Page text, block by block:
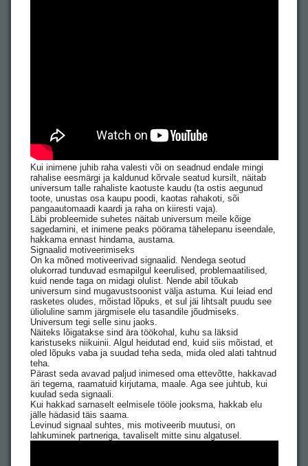
Kui inimene juhib raha valesti või on seadnud endale mingi
rahalise eesmärgi ja kaldunud kõrvale seatud kursilt, näitab
universum talle rahaliste kaotuste kaudu (ta ostis aegunud
toote, unustas osa kaupu poodi, kaotas rahakoti, sõi
pangaautomaadi kaardi ja raha on kiiresti vaja).
Läbi probleemide suhetes näitab universum meile kõige
sagedamini, et inimene peaks pöörama tähelepanu iseendale,
hakkama ennast hindama, austama.
Signaalid motiveerimiseks
On ka mõned motiveerivad signaalid. Nendega seotud
olukorrad tunduvad esmapilgul keerulised, problemaatilised,
kuid nende taga on midagi olulist. Nende abil tõukab
universum sind mugavustsoonist välja astuma. Kui leiad end
rasketes oludes, mõistad lõpuks, et sul jäi lihtsalt puudu see
ülioluline samm järgmisele elu tasandile jõudmiseks.
Universum tegi selle sinu jaoks.
Näiteks lõigatakse sind ära töökohal, kuhu sa läksid
karistuseks niikuinii. Algul heidutad end, kuid siis mõistad, et
oled lõpuks vaba ja suudad teha seda, mida oled alati tahtnud
teha.
Pärast seda avavad paljud inimesed oma ettevõtte, hakkavad
äri tegema, raamatuid kirjutama, maale. Aga see juhtub, kui
kuulad seda signaali.
Kui hakkad sarnaselt eelmisele tööle jooksma, hakkab elu
jälle hädasid täis saama.
Levinud signaal suhtes, mis motiveerib muutusi, on
lahkuminek partneriga, tavaliselt mitte sinu algatusel.